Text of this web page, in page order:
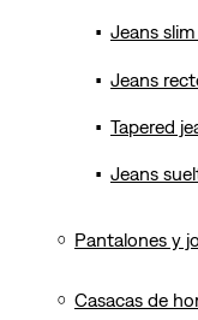
Jeans
Jeans
Tapered
Jeans
Pantalones y
Casacas de